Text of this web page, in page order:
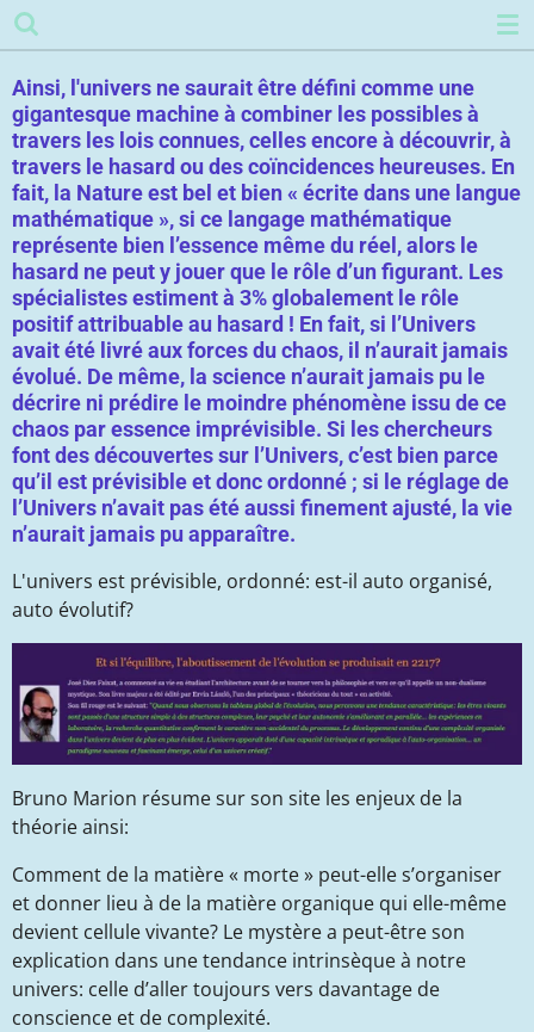
Passer
au
contenu
principal
Ainsi, l'univers ne saurait être défini comme une
gigantesque machine à combiner les possibles à
travers les lois connues, celles encore à découvrir, à
travers le hasard ou des coïncidences heureuses. En
fait, la Nature est bel et bien « écrite dans une langue
mathématique », si ce langage mathématique
représente bien l’essence même du réel, alors le
hasard ne peut y jouer que le rôle d’un figurant. Les
spécialistes estiment à 3% globalement le rôle
positif attribuable au hasard ! En fait, si l’Univers
avait été livré aux forces du chaos, il n’aurait jamais
évolué. De même, la science n’aurait jamais pu le
décrire ni prédire le moindre phénomène issu de ce
chaos par essence imprévisible. Si les chercheurs
font des découvertes sur l’Univers, c’est bien parce
qu’il est prévisible et donc ordonné ; si le réglage de
l’Univers n’avait pas été aussi finement ajusté, la vie
n’aurait jamais pu apparaître.
L'univers est prévisible, ordonné: est-il auto organisé,
auto évolutif?
Bruno Marion​ résume sur son site les enjeux de la
théorie ainsi:
Comment de la matière « morte » peut-elle s’organiser
et donner lieu à de la matière organique qui elle-même
devient cellule vivante? Le mystère a peut-être son
explication dans une tendance intrinsèque à notre
univers: celle d’aller toujours vers davantage de
conscience et de complexité.